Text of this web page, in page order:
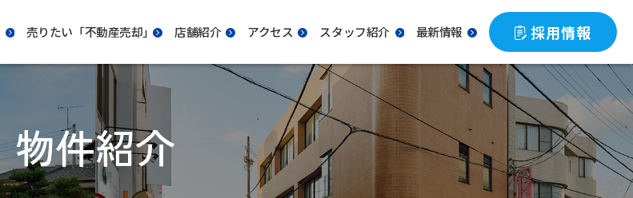
売りたい「不動産売却｣ 店舗紹介 アクセス スタッフ紹介 最新情報 採用情報
物件紹介